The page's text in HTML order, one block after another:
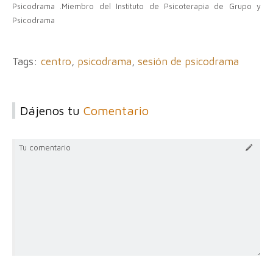
Psicodrama .Miembro del Instituto de Psicoterapia de Grupo y
Psicodrama
Tags: centro, psicodrama, sesión de psicodrama
Dájenos tu Comentario
Tu comentario